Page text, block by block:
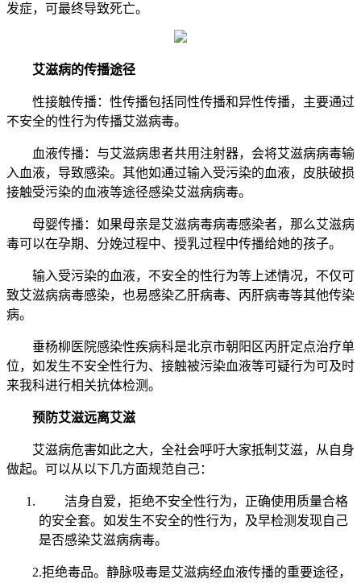
发症，可最终导致死亡。
艾滋病的传播途径
性接触传播：性传播包括同性传播和异性传播，主要通过
不安全的性行为传播艾滋病毒。
血液传播：与艾滋病患者共用注射器，会将艾滋病病毒输
入血液，导致感染。其他如通过输入受污染的血液，皮肤破损
接触受污染的血液等途径感染艾滋病病毒。
母婴传播：如果母亲是艾滋病毒病毒感染者，那么艾滋病
毒可以在孕期、分娩过程中、授乳过程中传播给她的孩子。
输入受污染的血液，不安全的性行为等上述情况，不仅可
致艾滋病病毒感染，也易感染乙肝病毒、丙肝病毒等其他传染
病。
垂杨柳医院感染性疾病科是北京市朝阳区丙肝定点治疗单
位，如发生不安全性行为、接触被污染血液等可疑行为可及时
来我科进行相关抗体检测。
预防艾滋远离艾滋
艾滋病危害如此之大，全社会呼吁大家抵制艾滋，从自身
做起。可以从以下几方面规范自己：
洁身自爱，拒绝不安全性行为，正确使用质量合格
的安全套。如发生不安全的性行为，及早检测发现自己
是否感染艾滋病病毒。
2.拒绝毒品。静脉吸毒是艾滋病经血液传播的重要途径，